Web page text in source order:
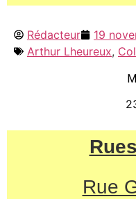
Rédacteur
19
Arthur Lheureux,
Rue